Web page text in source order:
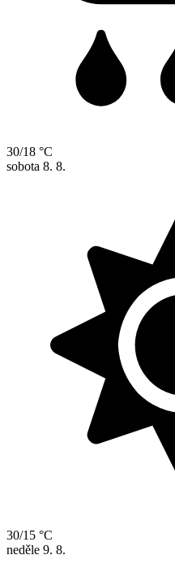
30/18 °C
sobota 8. 8.
30/15 °C
neděle 9. 8.